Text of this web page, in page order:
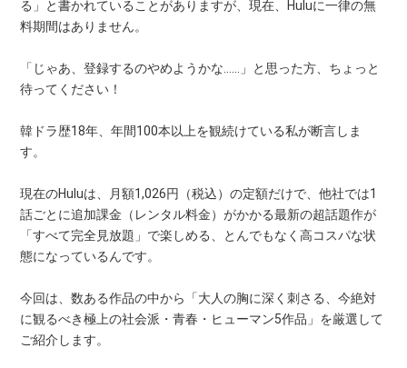
る」と書かれていることがありますが、現在、Huluに一律の無
料期間はありません。
「じゃあ、登録するのやめようかな……」と思った方、ちょっと
待ってください！
韓ドラ歴18年、年間100本以上を観続けている私が断言しま
す。
現在のHuluは、月額1,026円（税込）の定額だけで、他社では1
話ごとに追加課金（レンタル料金）がかかる最新の超話題作が
「すべて完全見放題」で楽しめる、とんでもなく高コスパな状
態になっているんです。
今回は、数ある作品の中から「大人の胸に深く刺さる、今絶対
に観るべき極上の社会派・青春・ヒューマン5作品」を厳選して
ご紹介します。